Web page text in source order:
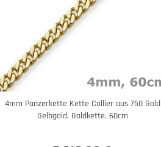
4mm Panzerkette Kette Collier aus 750 Gold
Gelbgold, Goldkette, 60cm